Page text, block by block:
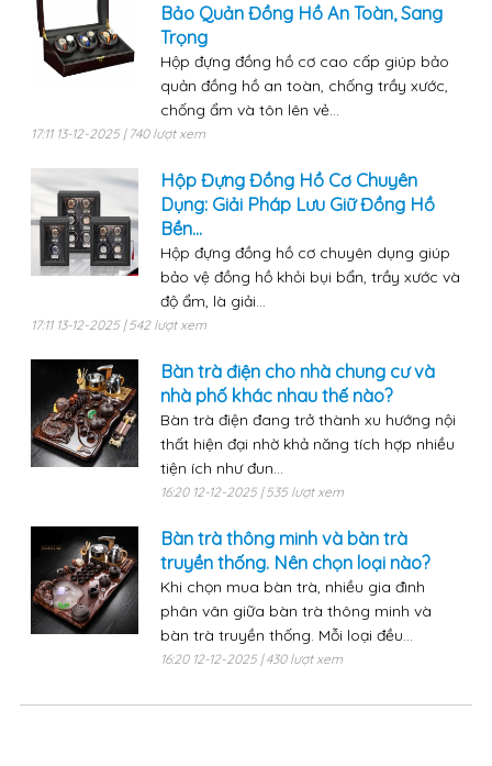
Bảo Quản Đồng Hồ An Toàn, Sang
Trọng
Hộp đựng đồng hồ cơ cao cấp giúp bảo
quản đồng hồ an toàn, chống trầy xước,
chống ẩm và tôn lên vẻ...
17:11 13-12-2025 | 740 lượt xem
Hộp Đựng Đồng Hồ Cơ Chuyên
Dụng: Giải Pháp Lưu Giữ Đồng Hồ
Bền...
Hộp đựng đồng hồ cơ chuyên dụng giúp
bảo vệ đồng hồ khỏi bụi bẩn, trầy xước và
độ ẩm, là giải...
17:11 13-12-2025 | 542 lượt xem
Bàn trà điện cho nhà chung cư và
nhà phố khác nhau thế nào?
Bàn trà điện đang trở thành xu hướng nội
thất hiện đại nhờ khả năng tích hợp nhiều
tiện ích như đun...
16:20 12-12-2025 | 535 lượt xem
Bàn trà thông minh và bàn trà
truyền thống. Nên chọn loại nào?
Khi chọn mua bàn trà, nhiều gia đình
phân vân giữa bàn trà thông minh và
bàn trà truyền thống. Mỗi loại đều...
16:20 12-12-2025 | 430 lượt xem